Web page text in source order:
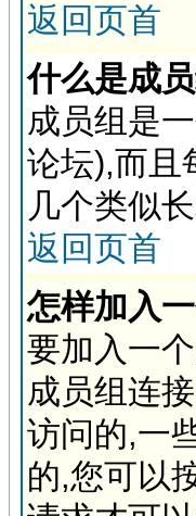
返回页首
什么是成
成员组是
论坛),而且
几个类似
返回页首
怎样加入
要加入一
成员组连
访问的,一
的,您可以